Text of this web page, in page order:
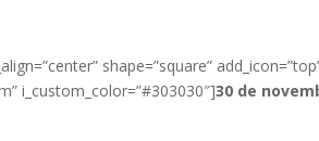
shape=”square”
i_custom_color=”#303030″]30 de